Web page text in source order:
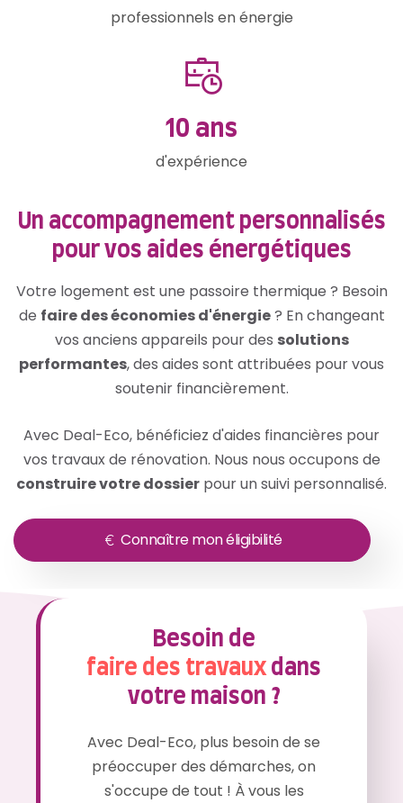
professionnels en énergie
11ans
d'expérience
Un accompagnement personnalisés
pour vos aides énergétiques
Votre logement est une passoire thermique ? Besoin
de faire des économies d'énergie? En changeant
vos anciens appareils pour des solutions
performantes, des aides sont attribuées pour vous
soutenir financièrement.
Avec Deal-Eco, bénéficiez d'aides financières pour
vos travaux de rénovation. Nous nous occupons de
construire votre dossier pour un suivi personnalisé.
Connaître mon éligibilité
Besoin de
faire des travauxdans
votre maison ?
Avec Deal-Eco, plus besoin de se
préoccuper des démarches, on
s'occupe de tout ! À vous les